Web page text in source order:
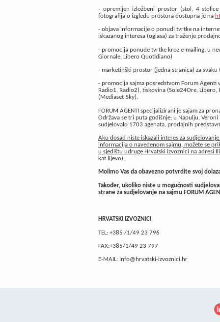
- opremljen izložbeni prostor (stol, 4
fotografija o izgledu prostora dostupna je na
- objava informacije o ponudi tvrtke na
iskazanog interesa (oglasa) za traženje
- promocija ponude tvrtke kroz e-mailing, u
Giornale, Libero Quotidiano)
- marketinški prostor (jedna stranica) za
- promocija sajma posredstvom Forum
Radio1, Radio2), tiskovina (Sole24Ore,
(Mediaset-Sky).
FORUM AGENTI specijalizirani je sajam za
Održava se tri puta godišnje; u Napulju,
sudjelovalo 1703 agenata, prodajnih
Ako dosad niste iskazali interes za
informacija o navedenom sajmu, možete se
u sjedištu udruge Hrvatski izvoznici na adresi
kat lijevo).
Molimo Vas da obavezno potvrdite svoj
Također, ukoliko niste u mogućnosti
strane za sudjelovanje na sajmu FORUM
HRVATSKI IZVOZNICI
TEL: +385 /1/49 23 796
FAX:+385/1/49 23 797
E-MAIL: info@hrvatski-izvoznici.hr